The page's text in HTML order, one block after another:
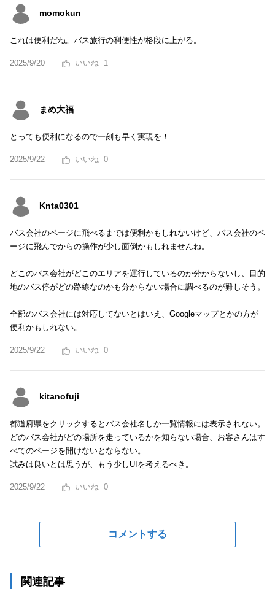
momokun
これは便利だね。バス旅行の利便性が格段に上がる。
2025/9/20 1
まめ大福
とっても便利になるので一刻も早く実現を！
2025/9/22 0
Knta0301
バス会社のページに飛べるまでは便利かもしれないけど、バス会社のペ
ージに飛んでからの操作が少し面倒かもしれませんね。
どこのバス会社がどこのエリアを運行しているのか分からないし、目的
地のバス停がどの路線なのかも分からない場合に調べるのが難しそう。
全部のバス会社には対応してないとはいえ、Googleマップとかの方が
便利かもしれない。
2025/9/22 0
kitanofuji
都道府県をクリックするとバス会社名しか一覧情報には表示されない。
どのバス会社がどの場所を走っているかを知らない場合、お客さんはす
べてのページを開けないとならない。
試みは良いとは思うが、もう少しUIを考えるべき。
2025/9/22 0
コメントする
関連記事